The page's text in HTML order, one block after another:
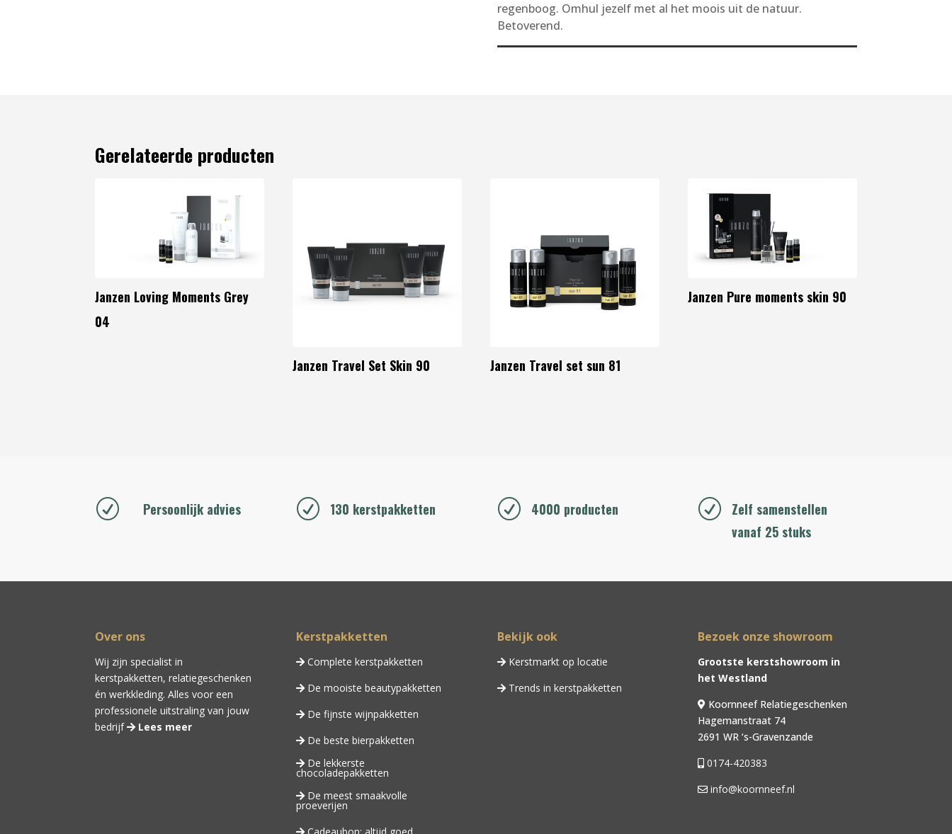
regenboog. Omhul jezelf met al het moois uit de natuur.
Betoverend.
Gerelateerde producten
Janzen Loving Moments Grey
04
Janzen Travel Set Skin 90 Janzen Travel set sun 81
Janzen Pure moments skin 90
R Persoonlijk advies R 130 kerstpakketten R 4000 producten R
Zelf samenstellen
vanaf 25 stuks
Over ons
Wij zijn specialist in
kerstpakketten,relatiegeschenken
énwerkkleding. Alles voor een
professionele uitstraling van jouw
bedrijf
Lees meer
Kerstpakketten
Complete kerstpakketten
De mooiste beautypakketten
De fijnste wijnpakketten
De beste bierpakketten
De lekkerste
chocoladepakketten
De meest smaakvolle
proeverijen
Bekijk ook
Kerstmarkt op locatie
Trends in kerstpakketten
Bezoek onze showroom
Grootste kerstshowroom in
het Westland
Koornneef Relatiegeschenken
Hagemanstraat 74
2691 WR ‘s-Gravenzande
0174-420383
info@koornneef.nl